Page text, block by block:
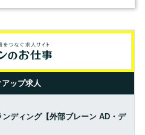
アップ求人
ディング【外部ブレーン AD・デ